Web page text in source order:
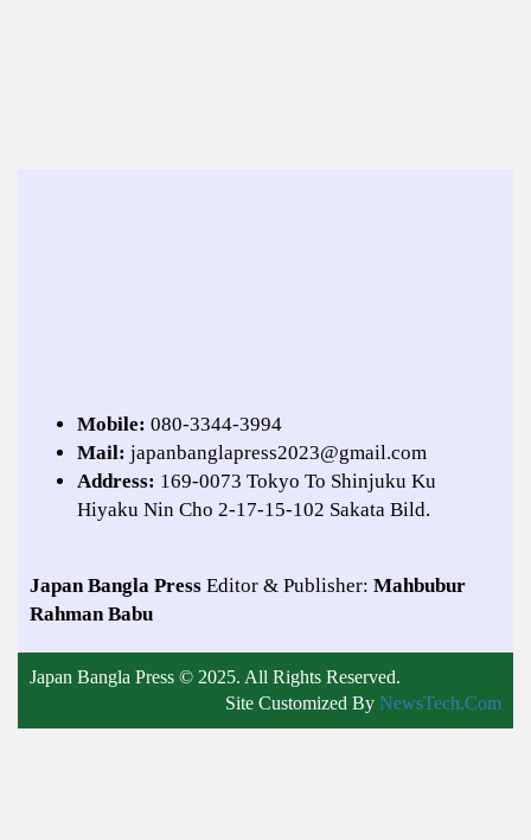
Mobile: 080-3344-3994
Mail: japanbanglapress2023@gmail.com
Address: 169-0073 Tokyo To Shinjuku Ku
Hiyaku Nin Cho 2-17-15-102 Sakata Bild.
Japan Bangla Press Editor & Publisher: Mahbubur
Rahman Babu
Japan Bangla Press © 2025. All Rights Reserved.
Site Customized By NewsTech.Com